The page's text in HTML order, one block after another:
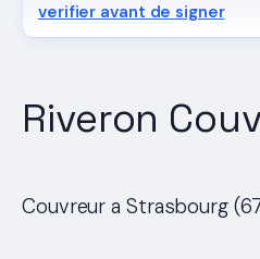
Riveron
Couvreur a Strasbourg
verifier avant de signer